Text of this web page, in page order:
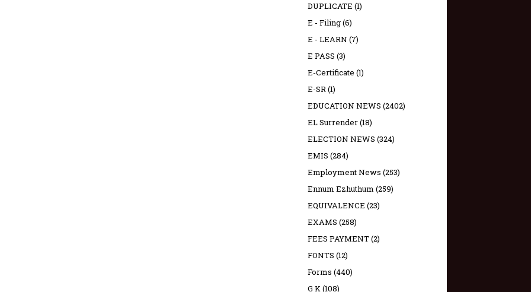
DUPLICATE (1)
E - Filing(6)
E - LEARN (7)
E PASS (3)
E-Certificate (1)
E-SR(1)
EDUCATION NEWS (2402)
EL Surrender(18)
ELECTION NEWS (324)
EMIS (284)
Employment News (253)
Ennum Ezhuthum (259)
EQUIVALENCE (23)
EXAMS (258)
FEES PAYMENT(2)
FONTS (12)
Forms (440)
G K(108)